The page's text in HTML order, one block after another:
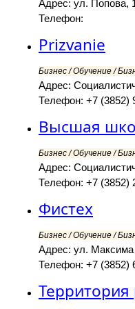
Адрес: ул. Попова,
Телефон:
Prizvanie
Бизнес / Обучение /
Адрес:
Телефон: +7 (3852)
Высшая
Бизнес / Обучение /
Адрес:
Телефон: +7 (3852)
Фистех
Бизнес / Обучение /
Адрес: ул. Максима
Телефон: +7 (3852)
Территория